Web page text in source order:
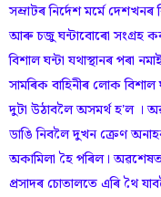
সম্ৰাটৰ নিৰ্দেশ মৰ্মে
আৰু চজু ঘন্টাবোৰো সংগ্ৰহ
বিশাল ঘন্টা যথাস্থানৰ পৰা
সামৰিক বাহিনীৰ লোক বিশাল
দুটা উঠাবলৈ অসমৰ্থ হ'ল ।
ডাঙি নিবলৈ দুখন ক্ৰেণ
অকামিলা হৈ পৰিল। অৱশেষত
প্ৰসাদৰ চোতালতে এৰি থৈ